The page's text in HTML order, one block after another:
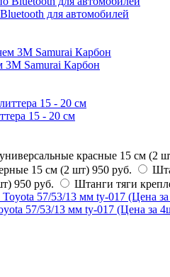
для автомобилей
3М Samurai Карбон
15 - 20 см
красные 15 см (2
15 см (2 шт) 950 руб.
950 руб. Штанги тяги
57/53/13 мм ty-017 (Цена за